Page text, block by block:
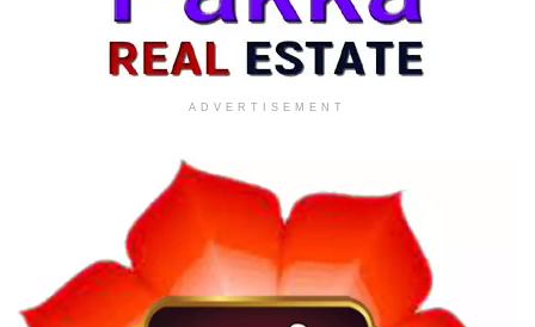
ADVERTISEMENT